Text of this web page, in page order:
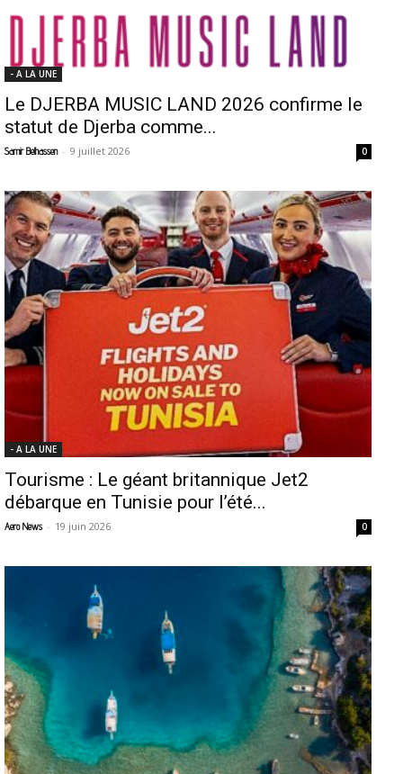
- A LA UNE
Le DJERBA MUSIC LAND 2026 confirme le
statut de Djerba comme...
Samir Belhassen - 9 juillet 2026 0
- A LA UNE
Tourisme : Le géant britannique Jet2
débarque en Tunisie pour l’été...
Aero News - 19 juin 2026 0